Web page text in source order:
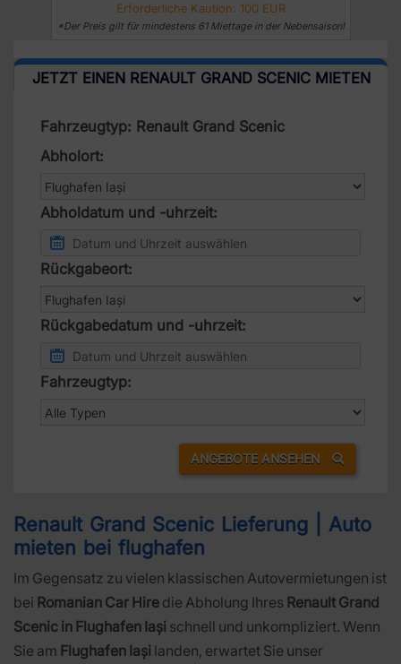
Erforderliche Kaution: 100 EUR
*Der Preis gilt für mindestens 61 Miettage in der Nebensaison!
JETZT EINEN RENAULT GRAND SCENIC MIETEN
Fahrzeugtyp: Renault Grand Scenic
Abholort:
Abholdatum und -uhrzeit:
Rückgabeort:
Rückgabedatum und -uhrzeit:
Fahrzeugtyp:
ANGEBOTE ANSEHEN
Renault Grand Scenic Lieferung | Auto
mieten bei flughafen
Im Gegensatz zu vielen klassischen Autovermietungen ist
bei Romanian Car Hire die Abholung Ihres Renault Grand
Scenic in Flughafen Iași schnell und unkompliziert. Wenn
Sie am Flughafen Iași landen, erwartet Sie unser